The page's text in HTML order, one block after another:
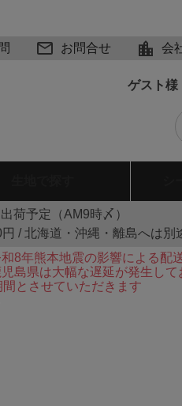
お問合せ 会
ゲスト様
荷予定（AM9時〆）
/ 北海道・沖縄・離島へは別
8年熊本地震の影響による配
島県は大幅な遅延が発生して
とさせていただきます